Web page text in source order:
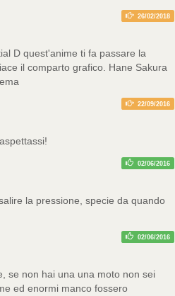
26/02/2018
D quest'anime ti fa passare la
il comparto grafico. Hane Sakura
22/09/2016
02/06/2016
la pressione, specie da quando
02/06/2016
se non hai una una moto non sei
ed enormi manco fossero